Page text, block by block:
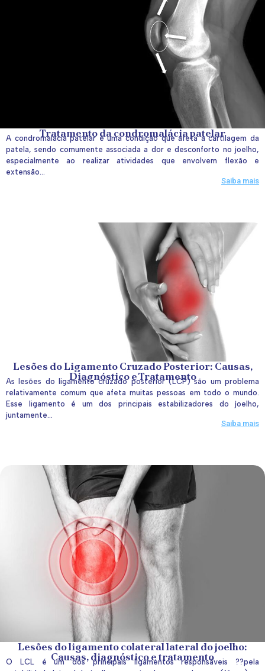
Tratamento da condromalácia patelar
A condromalácia patelar é uma condição que afeta a cartilagem da
patela, sendo comumente associada a dor e desconforto no joelho,
especialmente ao realizar atividades que envolvem flexão e
extensão...
Saiba mais
Lesões do Ligamento Cruzado Posterior: Causas,
Diagnóstico e Tratamento
As lesões do ligamento cruzado posterior (LCP) são um problema
relativamente comum que afeta muitas pessoas em todo o mundo.
Esse ligamento é um dos principais estabilizadores do joelho,
juntamente...
Saiba mais
Lesões do ligamento colateral lateral do joelho:
Causas, diagnóstico e tratamento
O LCL é um dos principais ligamentos responsáveis ??pela